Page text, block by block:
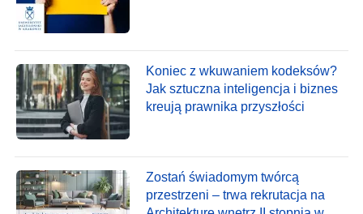
Koniec z wkuwaniem kodeksów?
Jak sztuczna inteligencja i biznes
kreują prawnika przyszłości
Zostań świadomym twórcą
przestrzeni – trwa rekrutacja na